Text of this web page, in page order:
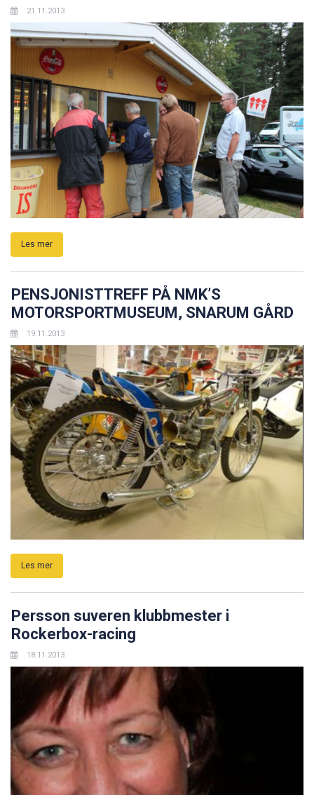
21.11.2013
Les mer
PENSJONISTTREFF PÅ NMK’S
MOTORSPORTMUSEUM, SNARUM GÅRD
19.11.2013
Les mer
Persson suveren klubbmester i
Rockerbox-racing
18.11.2013